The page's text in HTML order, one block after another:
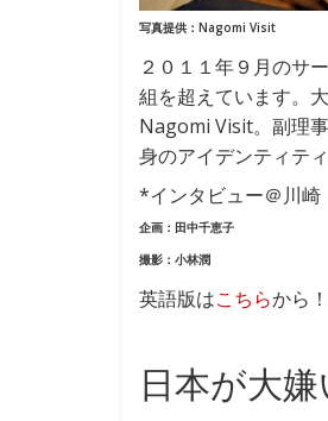
写真提供：Nagomi Visit
２０１１年９月のサ
組を超えています。
Nagomi Visit。副理
身のアイデンティテ
*インタビュー＠川崎
企画：田中千恵子
撮影：小林潤
英語版はこちらから！
日本が大